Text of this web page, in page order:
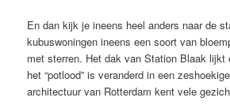
En dan kijk je ineens heel anders naar de
kubuswoningen ineens een soort van
met sterren. Het dak van Station Blaak lijkt
het “potlood” is veranderd in een
architectuur van Rotterdam kent vele